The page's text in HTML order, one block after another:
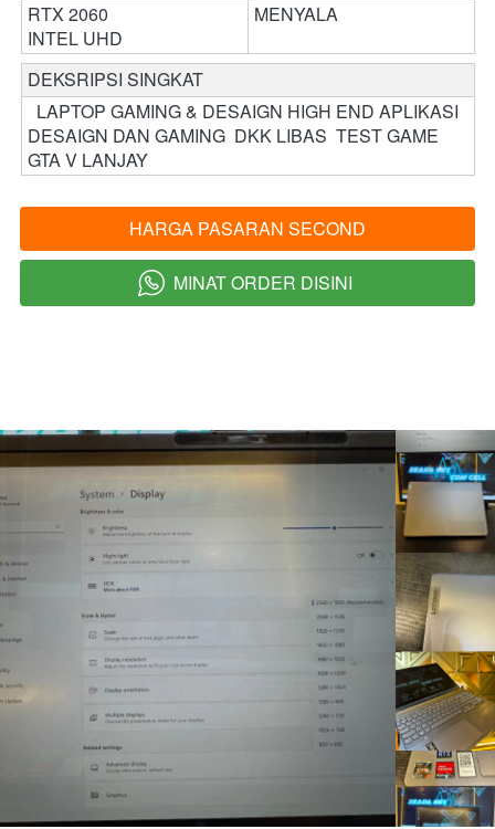
RTX 2060
INTEL UHD
MENYALA
DEKSRIPSI SINGKAT
DESAIGN DAN GAMING  DKK LIBAS  TEST GAME
GTA V LANJAY
`HARGA PASARAN SECOND
` MINAT ORDER DISINI